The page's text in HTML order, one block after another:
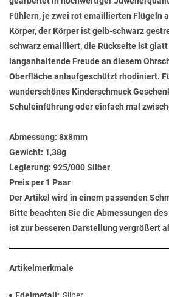
Fühlern, je zwei rot emaillierten Flügeln
Körper, der Körper ist gelb-schwarz
schwarz emailliert, die Rückseite ist
langanhaltende Freude an diesem
Oberfläche anlaufgeschützt rhodiniert.
wunderschönes Kinderschmuck
Schuleinführung oder einfach mal
Abmessung: 8x8mm
Gewicht: 1,38g
Legierung: 925/000 Silber
Preis per 1 Paar
Der Artikel wird in einem passenden
Bitte beachten Sie die Abmessungen
ist zur besseren Darstellung vergrößert
Artikelmerkmale